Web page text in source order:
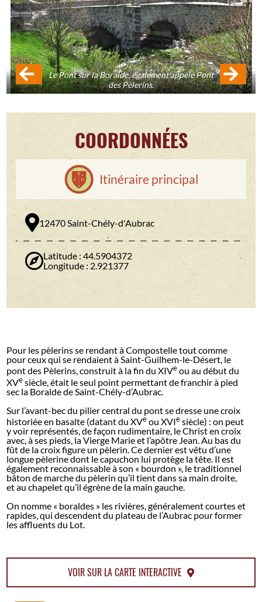
Le Pont sur la Boralde, également appelé Pont
des Pèlerins.
COORDONNÉES
Itinéraire principal
12470 Saint-Chély-d'Aubrac
Latitude : 44.5904372
Longitude : 2.921377
Pour les pèlerins se rendant à Compostelle tout comme
pour ceux qui se rendaient à Saint-Guilhem-le-Désert, le
pont des Pèlerins, construit à la fin du XIVeou au début du
XVesiècle, était le seul point permettant de franchir à pied
sec la Boralde de Saint-Chély-d’Aubrac.
Sur l’avant-bec du pilier central du pont se dresse une croix
historiée en basalte (datant du XVeou XVIesiècle) : on peut
y voir représentés, de façon rudimentaire, le Christ en croix
avec, à ses pieds, la Vierge Marie et l’apôtre Jean. Au bas du
fût de la croix figure un pèlerin. Ce dernier est vêtu d’une
longue pèlerine dont le capuchon lui protège la tête. Il est
également reconnaissable à son « bourdon », le traditionnel
bâton de marche du pèlerin qu’il tient dans sa main droite,
et au chapelet qu’il égrène de la main gauche.
On nomme « boraldes » les rivières, généralement courtes et
rapides, qui descendent du plateau de l’Aubrac pour former
les affluents du Lot.
VOIR SUR LA CARTE INTERACTIVE